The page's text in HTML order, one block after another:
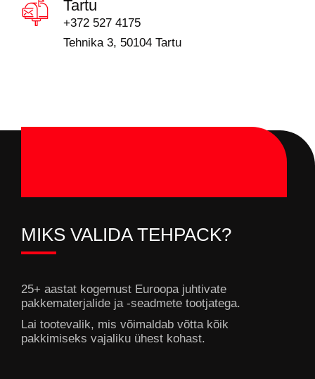
Tartu
+372 527 4175
Tehnika 3, 50104 Tartu
MIKS VALIDA TEHPACK?
25+ aastat kogemust Euroopa juhtivate
pakkematerjalide ja -seadmete tootjatega.
Lai tootevalik, mis võimaldab võtta kõik
pakkimiseks vajaliku ühest kohast.